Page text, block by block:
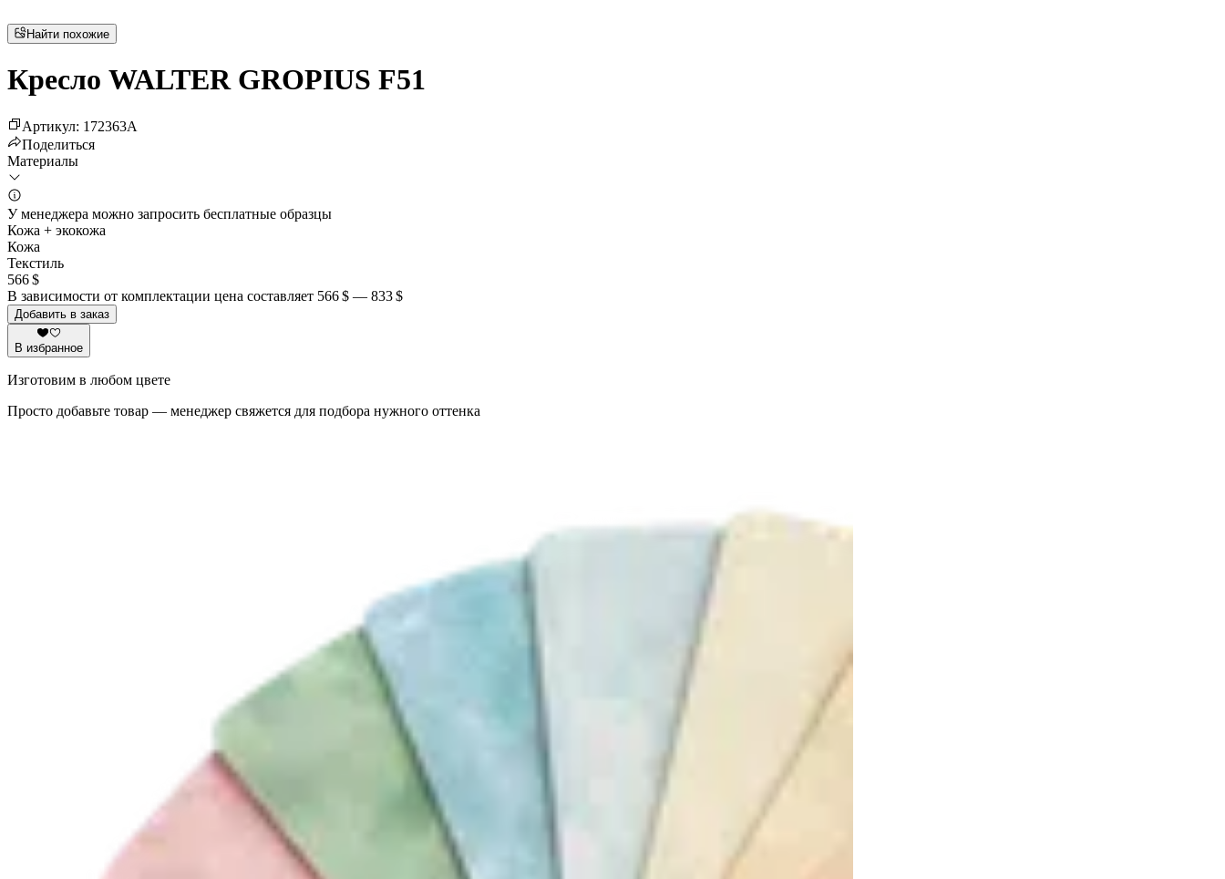
Найти похожие
Кресло WALTER GROPIUS F51
Артикул: 172363A
Поделиться
Материалы
У менеджера можно запросить бесплатные образцы
Кожа + экокожа
Кожа
Текстиль
566 $
В зависимости от комплектации цена составляет 566 $ — 833 $
Добавить в заказ
В избранное
Изготовим в любом цвете
Просто добавьте товар — менеджер свяжется для подбора нужного оттенка